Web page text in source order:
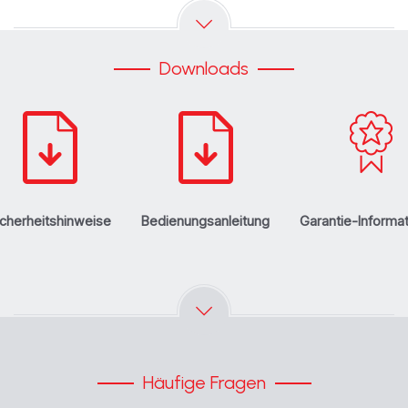
Downloads
Bedienungsanleitung Garantie-
Häufige Fragen